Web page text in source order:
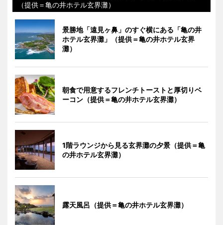
（提供＝亀の井ホテル玄界灘）
景勝地「遠見ヶ鼻」のすぐ横にある「亀の井
ホテル玄界灘」（提供＝亀の井ホテル玄界
灘）
朝食で用意するフレンチトーストと厚切りベ
ーコン（提供＝亀の井ホテル玄界灘）
1階ラウンジから見る玄界灘の夕景（提供＝亀
の井ホテル玄界灘）
露天風呂（提供＝亀の井ホテル玄界灘）